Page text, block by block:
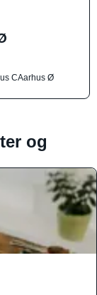
CAarhus Ø
og